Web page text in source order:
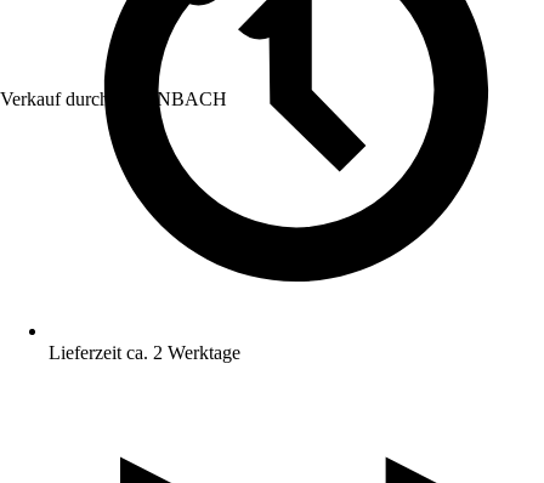
Verkauf durch: HORNBACH
Lieferzeit ca. 2 Werktage